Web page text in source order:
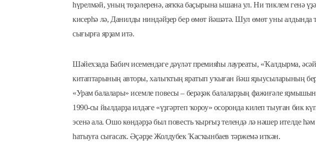
һүрелмәй, уның төҙәлеренә, аяҡҡа баҫырына ышана ул. Ни тиклем генә
кисерһә лә, Данилды ниндәйҙер бер өмөт йәшәтә. Шул өмөт уны алдында
сығырға ярҙам итә.
Шәйехзада Бабич исемендәге дәүләт премияһы лауреаты, «Ҡалдырма,
китаптарының авторы, халыҡтың яратып уҡыған йәш яҙыусыларының
«Урам балалары» исемле повесы – берәҙәк балаларҙың фажиғәле
1990-сы йылдарҙа илдәге «үҙгәртеп ҡороу» осоронда килеп тыуған бик
эсенә ала. Ошо көндәрҙә был повесть ҡырғыҙ телендә лә нәшер ителде һәм
һатыуға сығасаҡ. Әҫәрҙе Жолдубек Ҡасҡынбаев тәржемә иткән.